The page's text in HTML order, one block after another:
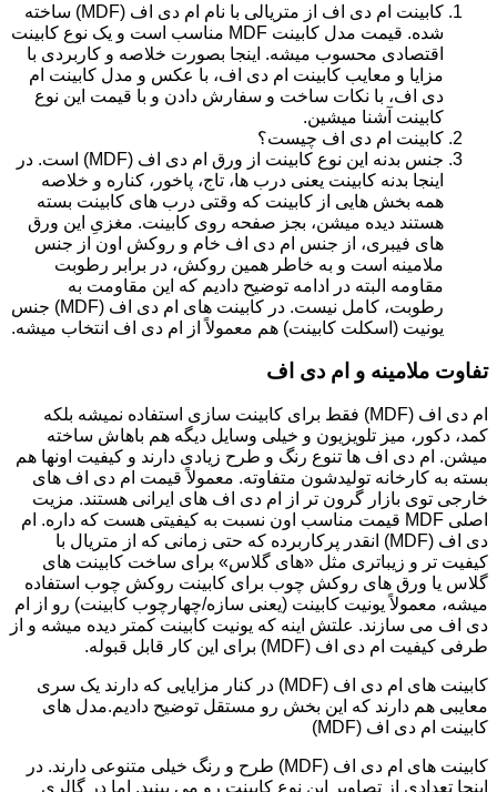
کابینت ام دی اف از متریالی با نام ام دی اف (MDF) ساخته
شده. قیمت مدل کابینت MDF مناسب است و یک نوع کابینت
اقتصادی محسوب میشه. اینجا بصورت خلاصه و کاربردی با
مزایا و معایب کابینت ام دی اف، با عکس و مدل کابینت ام
دی اف، با نکات ساخت و سفارش دادن و با قیمت این نوع
کابینت آشنا میشین.
کابینت ام دی اف چیست؟
جنس بدنه این نوع کابینت از ورق ام دی اف (MDF) است. در
اینجا بدنه کابینت یعنی درب ها، تاج، پاخور، کناره و خلاصه
همه بخش هایی از کابینت که وقتی درب های کابینت بسته
هستند دیده میشن، بجز صفحه روی کابینت. مغزیِ این ورق
های فیبری، از جنس ام دی اف خام و روکش اون از جنس
ملامینه است و به خاطر همین روکش، در برابر رطوبت
مقاومه البته در ادامه توضیح دادیم که این مقاومت به
رطوبت، کامل نیست. در کابینت های ام دی اف (MDF) جنس
یونیت (اسکلت کابینت) هم معمولاً از ام دی اف انتخاب میشه.
تفاوت ملامینه و ام دی اف
ام دی اف (MDF) فقط برای کابینت سازی استفاده نمیشه بلکه
کمد، دکور، میز تلویزیون و خیلی وسایل دیگه هم باهاش ساخته
میشن. ام دی اف ها تنوع رنگ و طرح زیادی دارند و کیفیت اونها هم
بسته به کارخانه تولیدشون متفاوته. معمولاً قیمت ام دی اف های
خارجی توی بازار گرون تر از ام دی اف های ایرانی هستند. مزیت
اصلی MDF قیمت مناسب اون نسبت به کیفیتی هست که داره. ام
دی اف (MDF) انقدر پرکاربرده که حتی زمانی که از متریال با
کیفیت تر و زیباتری مثل «های گلاس» برای ساخت کابینت های
گلاس یا ورق های روکش چوب برای کابینت روکش چوب استفاده
میشه، معمولاً یونیت کابینت (یعنی سازه/چهارچوب کابینت) رو از ام
دی اف می سازند. علتش اینه که یونیت کابینت کمتر دیده میشه و از
طرفی کیفیت ام دی اف (MDF) برای این کار قابل قبوله.
کابینت های ام دی اف (MDF) در کنار مزایایی که دارند یک سری
معایبی هم دارند که این بخش رو مستقل توضیح دادیم.مدل های
کابینت ام دی اف (MDF)
کابینت های ام دی اف (MDF) طرح و رنگ خیلی متنوعی دارند. در
اینجا تعدادی از تصاویر این نوع کابینت رو می بینید. اما در گالری